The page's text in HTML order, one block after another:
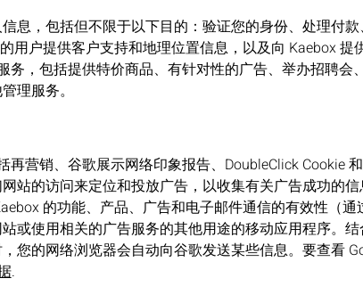
息，包括但不限于以下目的：验证您的身份、处理付
用户提供客户支持和地理位置信息，以及向 Kaebox 提
务，包括提供特价商品、有针对性的广告、举办招聘会
理服务。
再营销、谷歌展示网络印象报告、DoubleClick Cookie
站的访问来定位和投放广告，以收集有关广告成功的
的功能、产品、广告和电子邮件通信的有效性（
或使用相关的广告服务的其他用途的移动应用程序。
您的网络浏览器会自动向谷歌发送某些信息。要查看
.